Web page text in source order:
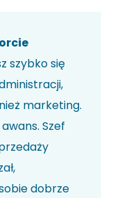
szybko się
marketing.
Szef
dobrze